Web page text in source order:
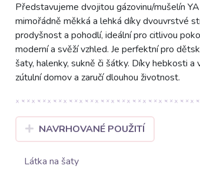
Představujeme dvojitou gázovinu/mušelín
mimořádně měkká a lehká díky dvouvrstvé
prodyšnost a pohodlí, ideální pro citlivou
moderní a svěží vzhled. Je perfektní pro
šaty, halenky, sukně či šátky. Díky hebkosti
zútulní domov a zaručí dlouhou životnost.
NAVRHOVANÉ POUŽITÍ
Látka na šaty